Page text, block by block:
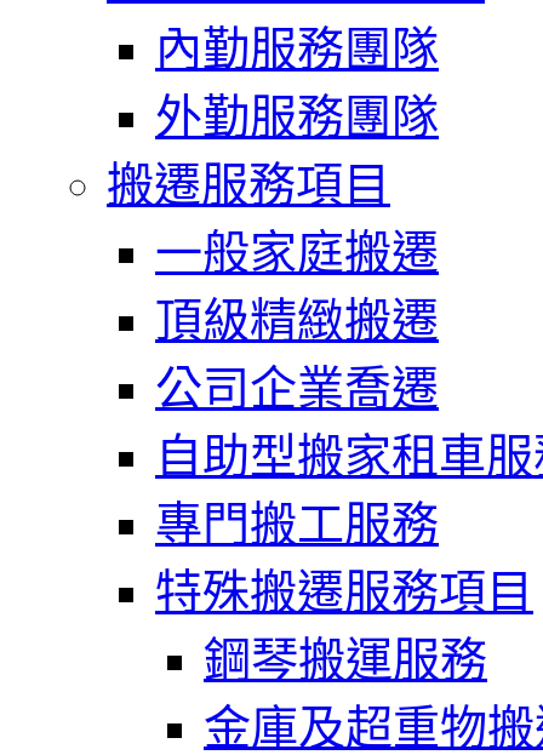
內勤服務團隊
外勤服務團隊
搬遷服務項目
一般家庭搬遷
頂級精緻搬遷
公司企業喬遷
自助型搬家租車
專門搬工服務
特殊搬遷服務項目
鋼琴搬運服務
金庫及超重物